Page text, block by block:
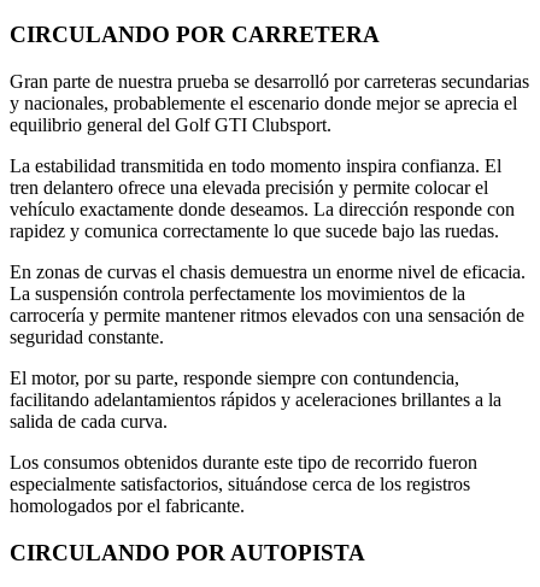
CIRCULANDO POR CARRETERA
Gran parte de nuestra prueba se desarrolló por carreteras secundarias
y nacionales, probablemente el escenario donde mejor se aprecia el
equilibrio general del Golf GTI Clubsport.
La estabilidad transmitida en todo momento inspira confianza. El
tren delantero ofrece una elevada precisión y permite colocar el
vehículo exactamente donde deseamos. La dirección responde con
rapidez y comunica correctamente lo que sucede bajo las ruedas.
En zonas de curvas el chasis demuestra un enorme nivel de eficacia.
La suspensión controla perfectamente los movimientos de la
carrocería y permite mantener ritmos elevados con una sensación de
seguridad constante.
El motor, por su parte, responde siempre con contundencia,
facilitando adelantamientos rápidos y aceleraciones brillantes a la
salida de cada curva.
Los consumos obtenidos durante este tipo de recorrido fueron
especialmente satisfactorios, situándose cerca de los registros
homologados por el fabricante.
CIRCULANDO POR AUTOPISTA